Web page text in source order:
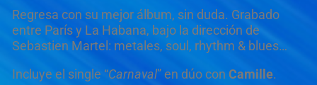
Regresa con su mejor álbum, sin duda. Grabado
entre París y La Habana, bajo la dirección de
Sebastien Martel: metales, soul, rhythm & blues…
Incluye el single “Carnaval” en dúo con Camille.